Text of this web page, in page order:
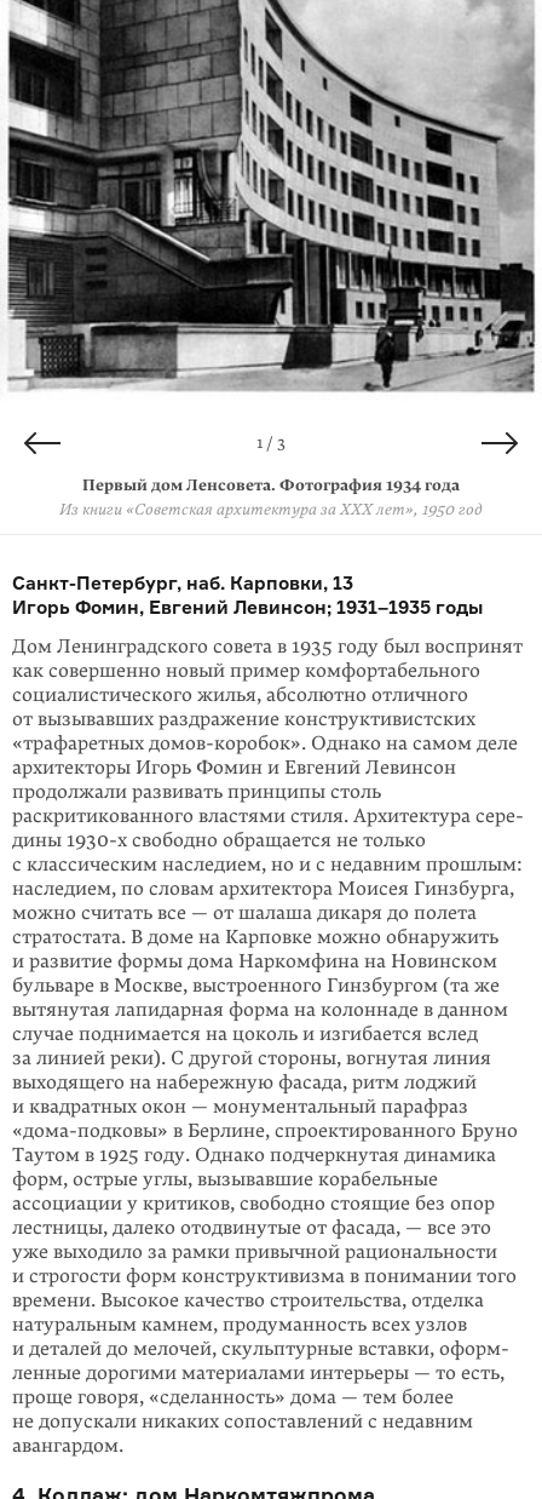
1 / 3
Первый дом Ленсовета. Фотография 1934 года
Из книги «Советская архитектура за XXX лет», 1950 год
2 / 3
Проект первого дома Ленсовета
Из книги «Архитектура Ленинградского авангарда», 2008 год
3 / 3
«Дом-подкова» в Берлине. Фотография 1966 года
Getty Images
Санкт-Петербург, наб. Карповки, 13
Игорь Фомин, Евгений Левинсон; 1931–1935 годы
Дом Ленинградского совета в 1935 году был воспринят
как совершенно новый пример комфортабельного
социалистического жилья, абсолютно отличного
от вызывавших раздражение конструктивистских
«трафаретных домов-коро­бок». Однако на самом деле
архитекторы Игорь Фомин и Евгений Левин­сон
продолжали развивать принципы столь
раскритикованного властями сти­ля. Архитектура сере­
дины 1930-х свободно обращается не только
с классиче­ским наследием, но и с недавним прошлым:
наследием, по словам архитектора Моисея Гинз­бурга,
можно считать все — от шалаша дикаря до полета
страто­стата. В доме на Карповке можно обнаружить
и развитие формы дома Нарком­фина на Но­винском
бульваре в Москве, выстроенного Гинзбургом (та же
вытя­нутая лапи­дарная форма на колоннаде в данном
случае поднимается на цоколь и изги­бается вслед
за линией реки). С другой стороны, вогнутая линия
выхо­дящего на набережную фасада, ритм лоджий
и квадратных окон — монумен­тальный парафраз
«дома-подковы» в Берлине, спроектированного Бруно
Тау­том в 1925 году. Однако подчеркнутая динамика
форм, острые углы, вызывав­шие корабельные
ассоциации у критиков, свободно стоящие без опор
лестни­цы, далеко отодвинутые от фасада, — все это
уже выходило за рамки привыч­ной рациональности
и строгости форм конструктивизма в понимании того
времени. Высокое качество строительства, отделка
натуральным камнем, про­думанность всех узлов
и деталей до мелочей, скульптурные вставки, оформ­
ленные дорогими материалами интерьеры — то есть,
проще говоря, «сделан­ность» дома — тем более
не допускали никаких сопоставлений с недавним
авангардом.